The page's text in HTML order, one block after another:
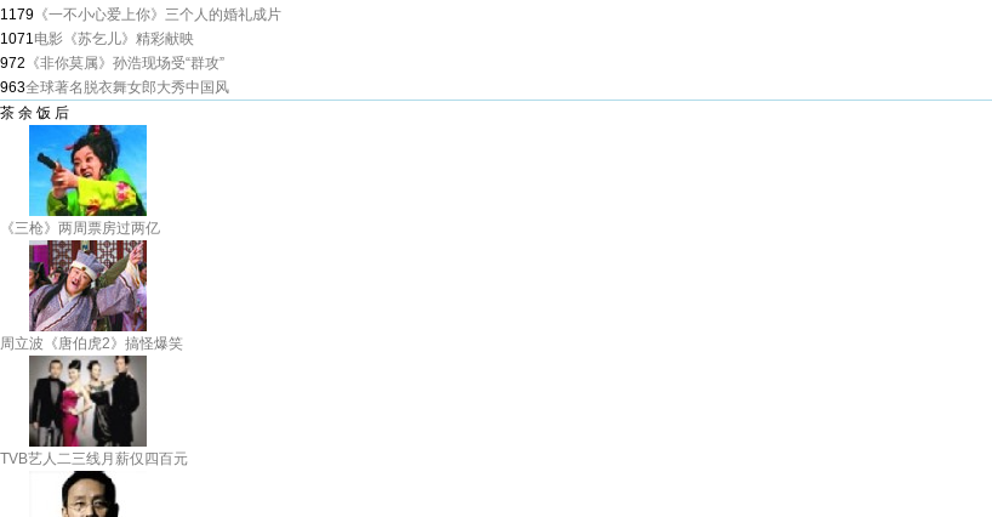
1179 《一不小心爱上你》三个人的婚礼成片
1071电影《苏乞儿》精彩献映
972 《非你莫属》孙浩现场受“群攻”
963全球著名脱衣舞女郎大秀中国风
茶 余 饭 后
《三枪》两周票房过两亿
周立波《唐伯虎2》搞怪爆笑
TVB艺人二三线月薪仅四百元